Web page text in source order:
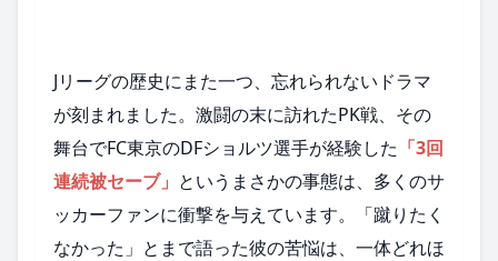
Jリーグの歴史にまた一つ、忘れられないドラマ
が刻まれました。激闘の末に訪れたPK戦、その
舞台でFC東京のDFショルツ選手が経験した 「3回
連続被セーブ」 というまさかの事態は、多くのサ
ッカーファンに衝撃を与えています。「蹴りたく
なかった」とまで語った彼の苦悩は、一体どれほ